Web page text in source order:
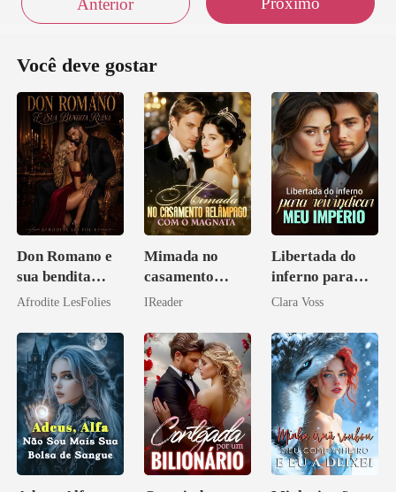
Anterior
Você deve gostar
Don Romano e
sua bendita
ruína
Afrodite LesFolies
Mimada no
casamento
relâmpago com
IReader
Libertada do
inferno para
reivindicar meu
Clara Voss